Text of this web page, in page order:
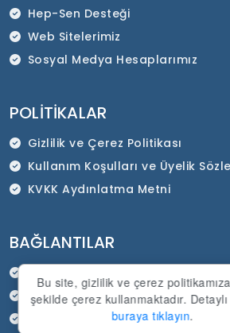
Bu site, gizlilik ve çerez
şekilde çerez kullanmaktadır.
buraya tıklayın.
Hep-Sen Desteği
Web Sitelerimiz
Sosyal Medya Hesaplarımız
POLITIKALAR
Gizlilik ve Çerez Politikası
Kullanım Koşulları ve Üyelik
KVKK Aydınlatma Metni
BAĞLANTILAR
SADEP Kurumsal İnternet Sitesi